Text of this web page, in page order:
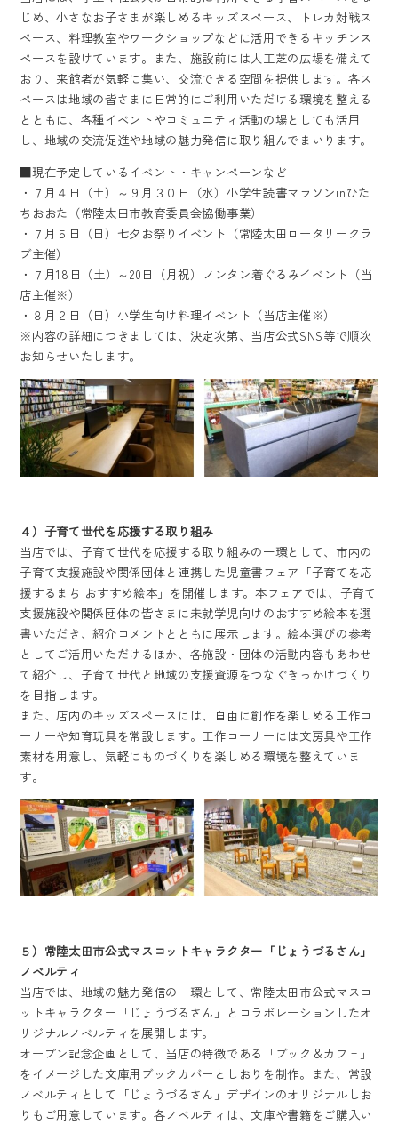
じめ、小さなお子さまが楽しめるキッズスペース、トレカ対戦ス
ペース、料理教室やワークショップなどに活用できるキッチンス
ペースを設けています。また、施設前には人工芝の広場を備えて
おり、来館者が気軽に集い、交流できる空間を提供します。各ス
ペースは地域の皆さまに日常的にご利用いただける環境を整える
とともに、各種イベントやコミュニティ活動の場としても活用
し、地域の交流促進や地域の魅力発信に取り組んでまいります。
■現在予定しているイベント・キャンペーンなど
・７月４日（土）～９月３０日（水）小学生読書マラソンinひた
ちおおた（常陸太田市教育委員会協働事業）
・７月５日（日）七夕お祭りイベント（常陸太田ロータリークラ
ブ主催）
・７月18日（土）～20日（月祝）ノンタン着ぐるみイベント（当
店主催※）
・８月２日（日）小学生向け料理イベント（当店主催※）
※内容の詳細につきましては、決定次第、当店公式SNS等で順次
お知らせいたします。
４）子育て世代を応援する取り組み
当店では、子育て世代を応援する取り組みの一環として、市内の
子育て支援施設や関係団体と連携した児童書フェア「子育てを応
援するまち おすすめ絵本」を開催します。本フェアでは、子育て
支援施設や関係団体の皆さまに未就学児向けのおすすめ絵本を選
書いただき、紹介コメントとともに展示します。絵本選びの参考
としてご活用いただけるほか、各施設・団体の活動内容もあわせ
て紹介し、子育て世代と地域の支援資源をつなぐきっかけづくり
を目指します。
また、店内のキッズスペースには、自由に創作を楽しめる工作コ
ーナーや知育玩具を常設します。工作コーナーには文房具や工作
素材を用意し、気軽にものづくりを楽しめる環境を整えていま
す。
５）常陸太田市公式マスコットキャラクター「じょうづるさん」
ノベルティ
当店では、地域の魅力発信の一環として、常陸太田市公式マスコ
ットキャラクター「じょうづるさん」とコラボレーションしたオ
リジナルノベルティを展開します。
オープン記念企画として、当店の特徴である「ブック＆カフェ」
をイメージした文庫用ブックカバーとしおりを制作。また、常設
ノベルティとして「じょうづるさん」デザインのオリジナルしお
りもご用意しています。各ノベルティは、文庫や書籍をご購入い